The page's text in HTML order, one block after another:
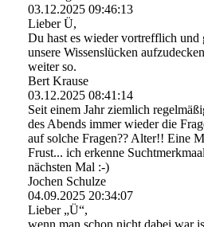
03.12.2025 09:46:13
Lieber Ü,
Du hast es wieder vortrefflich und
unsere Wissenslücken
weiter so.
Bert Krause
03.12.2025 08:41:14
Seit einem Jahr ziemlich
des Abends immer wieder die
auf solche Fragen?? Alter!! Eine
Frust... ich erkenne
nächsten Mal :-)
Jochen Schulze
04.09.2025 20:34:07
Lieber „Ü“,
wenn man schon nicht dabei war